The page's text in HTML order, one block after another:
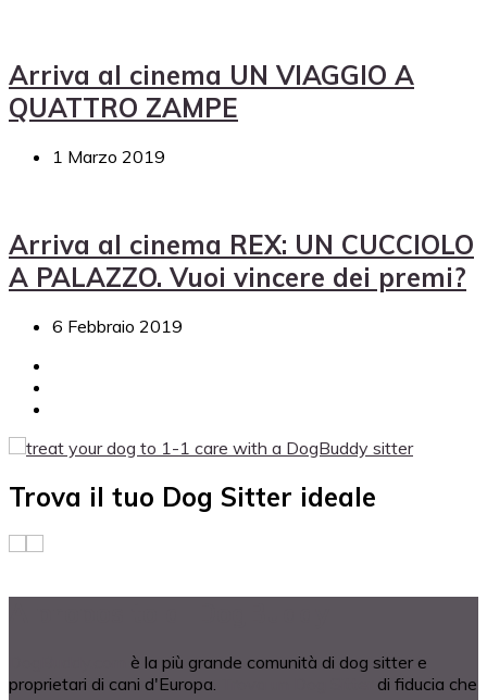
Arriva al cinema UN VIAGGIO A
QUATTRO ZAMPE
1 Marzo 2019
Arriva al cinema REX: UN CUCCIOLO
A PALAZZO. Vuoi vincere dei premi?
6 Febbraio 2019
Trova il tuo Dog Sitter ideale
è la più grande comunità di dog sitter e
proprietari di cani d'Europa.
di fiducia che